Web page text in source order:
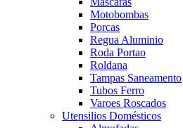
Motobombas
Porcas
Regua Aluminio
Roda Portao
Roldana
Tampas Saneamento
Tubos Ferro
Varoes Roscados
Utensilios Domésticos